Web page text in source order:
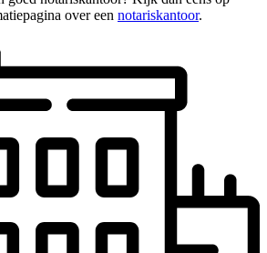
over een notariskantoor.